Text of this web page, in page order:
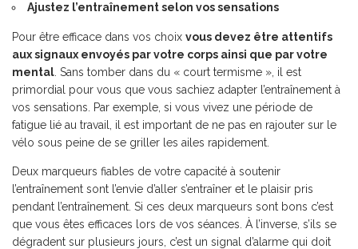
Ajustez l’entraînement selon vos sensations
Pour être efficace dans vos choix vous devez être attentifs
aux signaux envoyés par votre corps ainsi que par votre
mental . Sans tomber dans du « court termisme », il est
primordial pour vous que vous sachiez adapter l’entraînement à
vos sensations. Par exemple, si vous vivez une période de
fatigue lié au travail, il est important de ne pas en rajouter sur le
vélo sous peine de se griller les ailes rapidement.
Deux marqueurs fiables de votre capacité à soutenir
l’entraînement sont l’envie d’aller s’entraîner et le plaisir pris
pendant l’entraînement. Si ces deux marqueurs sont bons c’est
que vous êtes efficaces lors de vos séances. À l’inverse, s’ils se
dégradent sur plusieurs jours, c’est un signal d’alarme qui doit